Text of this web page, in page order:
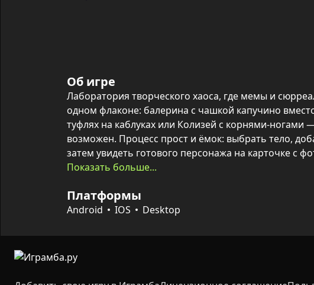
Об игре
Лаборатория творческого хаоса, где мемы и
одном флаконе: балерина с чашкой капучино
туфлях на каблуках или Колизей с корнями-ногами
возможен. Процесс прост и ёмок: выбрать тело,
затем увидеть готового персонажа на карточке с
описанием его частей.
Каждому созданию достаётся фирменная озвучка —
лёгким итальянским акцентом, что добавляет
новых Брейнротов снова и снова — так создаётся
шедевров.
Показать больше...
Платформы
Android IOS Desktop